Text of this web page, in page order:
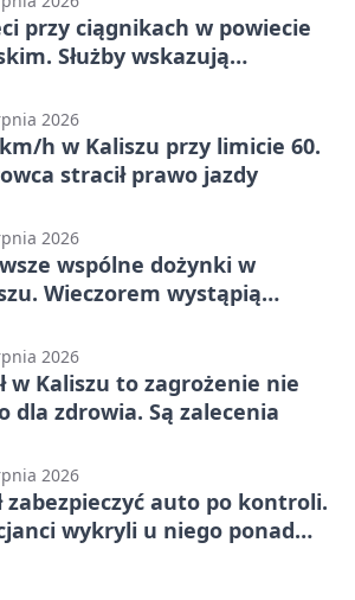
przy ciągnikach w powiecie
Służby wskazują
2026
h w Kaliszu przy limicie 60.
stracił prawo jazdy
2026
wspólne dożynki w
Wieczorem wystąpią
2026
w Kaliszu to zagrożenie nie
dla zdrowia. Są zalecenia
2026
zabezpieczyć auto po kontroli.
wykryli u niego ponad